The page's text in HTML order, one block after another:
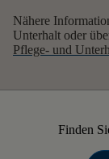
Nähere
Unterhalt oder
Pflege- und
Finden